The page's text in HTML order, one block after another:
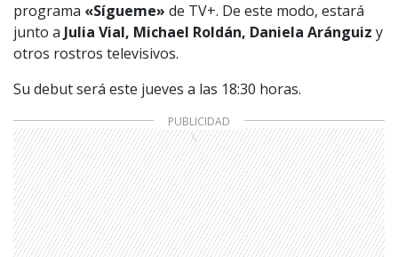
programa «Sígueme» de TV+. De este modo, estará
junto a Julia Vial, Michael Roldán, Daniela Aránguiz y
otros rostros televisivos.
Su debut será este jueves a las 18:30 horas.